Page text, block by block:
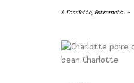
A l'assiette, Entremets -